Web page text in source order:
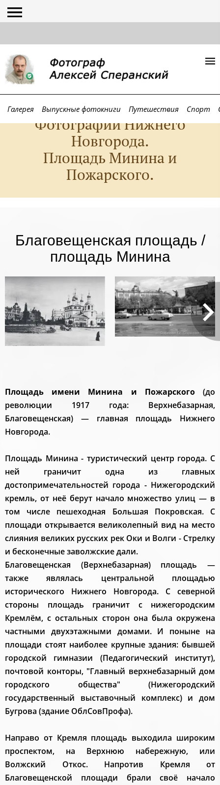
Галерея Выпускные фотокниги Путешествия Спорт
Фотографии Нижнего
Новгорода.
Площадь Минина и
Пожарского.
Благовещенская площадь /
площадь Минина
Площадь имени Минина и Пожарского(до
революции 1917 года: Верхнебазарная,
Благовещенская) — главная площадь Нижнего
Новгорода.
Площадь Минина - туристический центр города. С
ней граничит одна из главных
достопримечательностей города - Нижегородский
кремль, от неё берут начало множество улиц — в
том числе пешеходная Большая Покровская. С
площади открывается великолепный вид на место
слияния великих русских рек Оки и Волги - Стрелку
и бесконечные заволжские дали.
Благовещенская (Верхнебазарная) площадь —
также являлась центральной площадью
исторического Нижнего Новгорода. С северной
стороны площадь граничит с нижегородским
Кремлём, с остальных сторон она была окружена
частными двухэтажными домами. И поныне на
площади стоят наиболее крупные здания: бывшей
городской гимназии (Педагогический институт),
почтовой конторы, "Главный верхнебазарный дом
городского общества" (Нижегородский
государственный выставочный комплекс) и дом
Бугрова (здание ОблСовПрофа).
Направо от Кремля площадь выходила широким
проспектом, на Верхнюю набережную, или
Волжский Откос. Напротив Кремля от
Благовещенской площади брали своё начало